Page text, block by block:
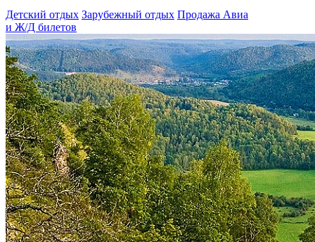
Детский отдых Зарубежный отдых Продажа Авиа
и Ж/Д билетов